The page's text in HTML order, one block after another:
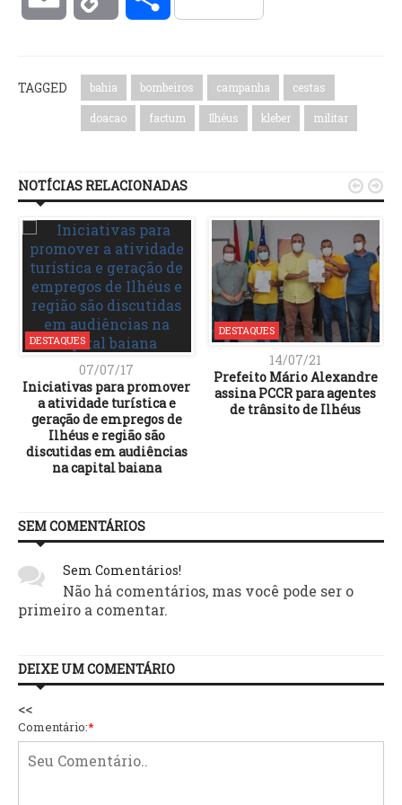
TAGGED bahia bombeiros campanha cestas
doacao factum Ilhéus kleber militar
NOTÍCIAS RELACIONADAS
DESTAQUES
07/07/17
Iniciativas para promover
a atividade turística e
geração de empregos de
Ilhéus e região são
discutidas em audiências
na capital baiana
DESTAQUES
14/07/21
Prefeito Mário Alexandre
assina PCCR para agentes
de trânsito de Ilhéus
 
SEM COMENTÁRIOS
Sem Comentários!
Não há comentários, mas você pode ser o
primeiro a comentar.
DEIXE UM COMENTÁRIO
<<
Comentário:*